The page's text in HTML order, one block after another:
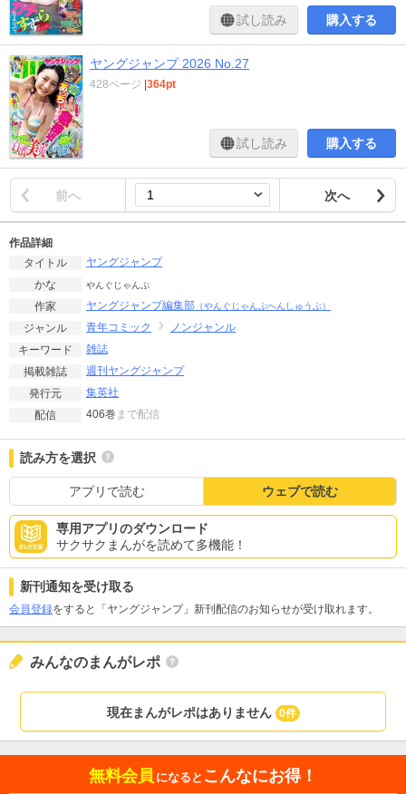
試し読み 購入する
ヤングジャンプ 2026 No.27
428ページ |364pt
試し読み 購入する
前へ 次へ
作品詳細
タイトル
ヤングジャンプ
かな
やんぐじゃんぷ
作家 ヤングジャンプ編集部 （やんぐじゃんぷへんしゅうぶ）
ジャンル 青年コミック
ノンジャンル
キーワード
雑誌
掲載雑誌
週刊ヤングジャンプ
発行元
集英社
配信
406巻 まで配信
読み方を選択
アプリで読む ウェブで読む
専用アプリのダウンロード
サクサクまんがを読めて多機能！
新刊通知を受け取る
会員登録をすると「ヤングジャンプ」新刊配信のお知らせが受け取れます。
みんなのまんがレポ
現在まんがレポはありません 0件
無料会員 になると こんなにお得！